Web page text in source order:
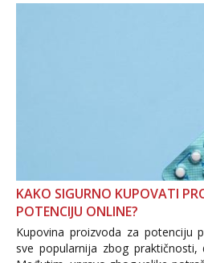
KAKO SIGURNO KUPOVATI
POTENCIJU ONLINE?
Kupovina proizvoda za potenciju
sve popularnija zbog praktičnosti,